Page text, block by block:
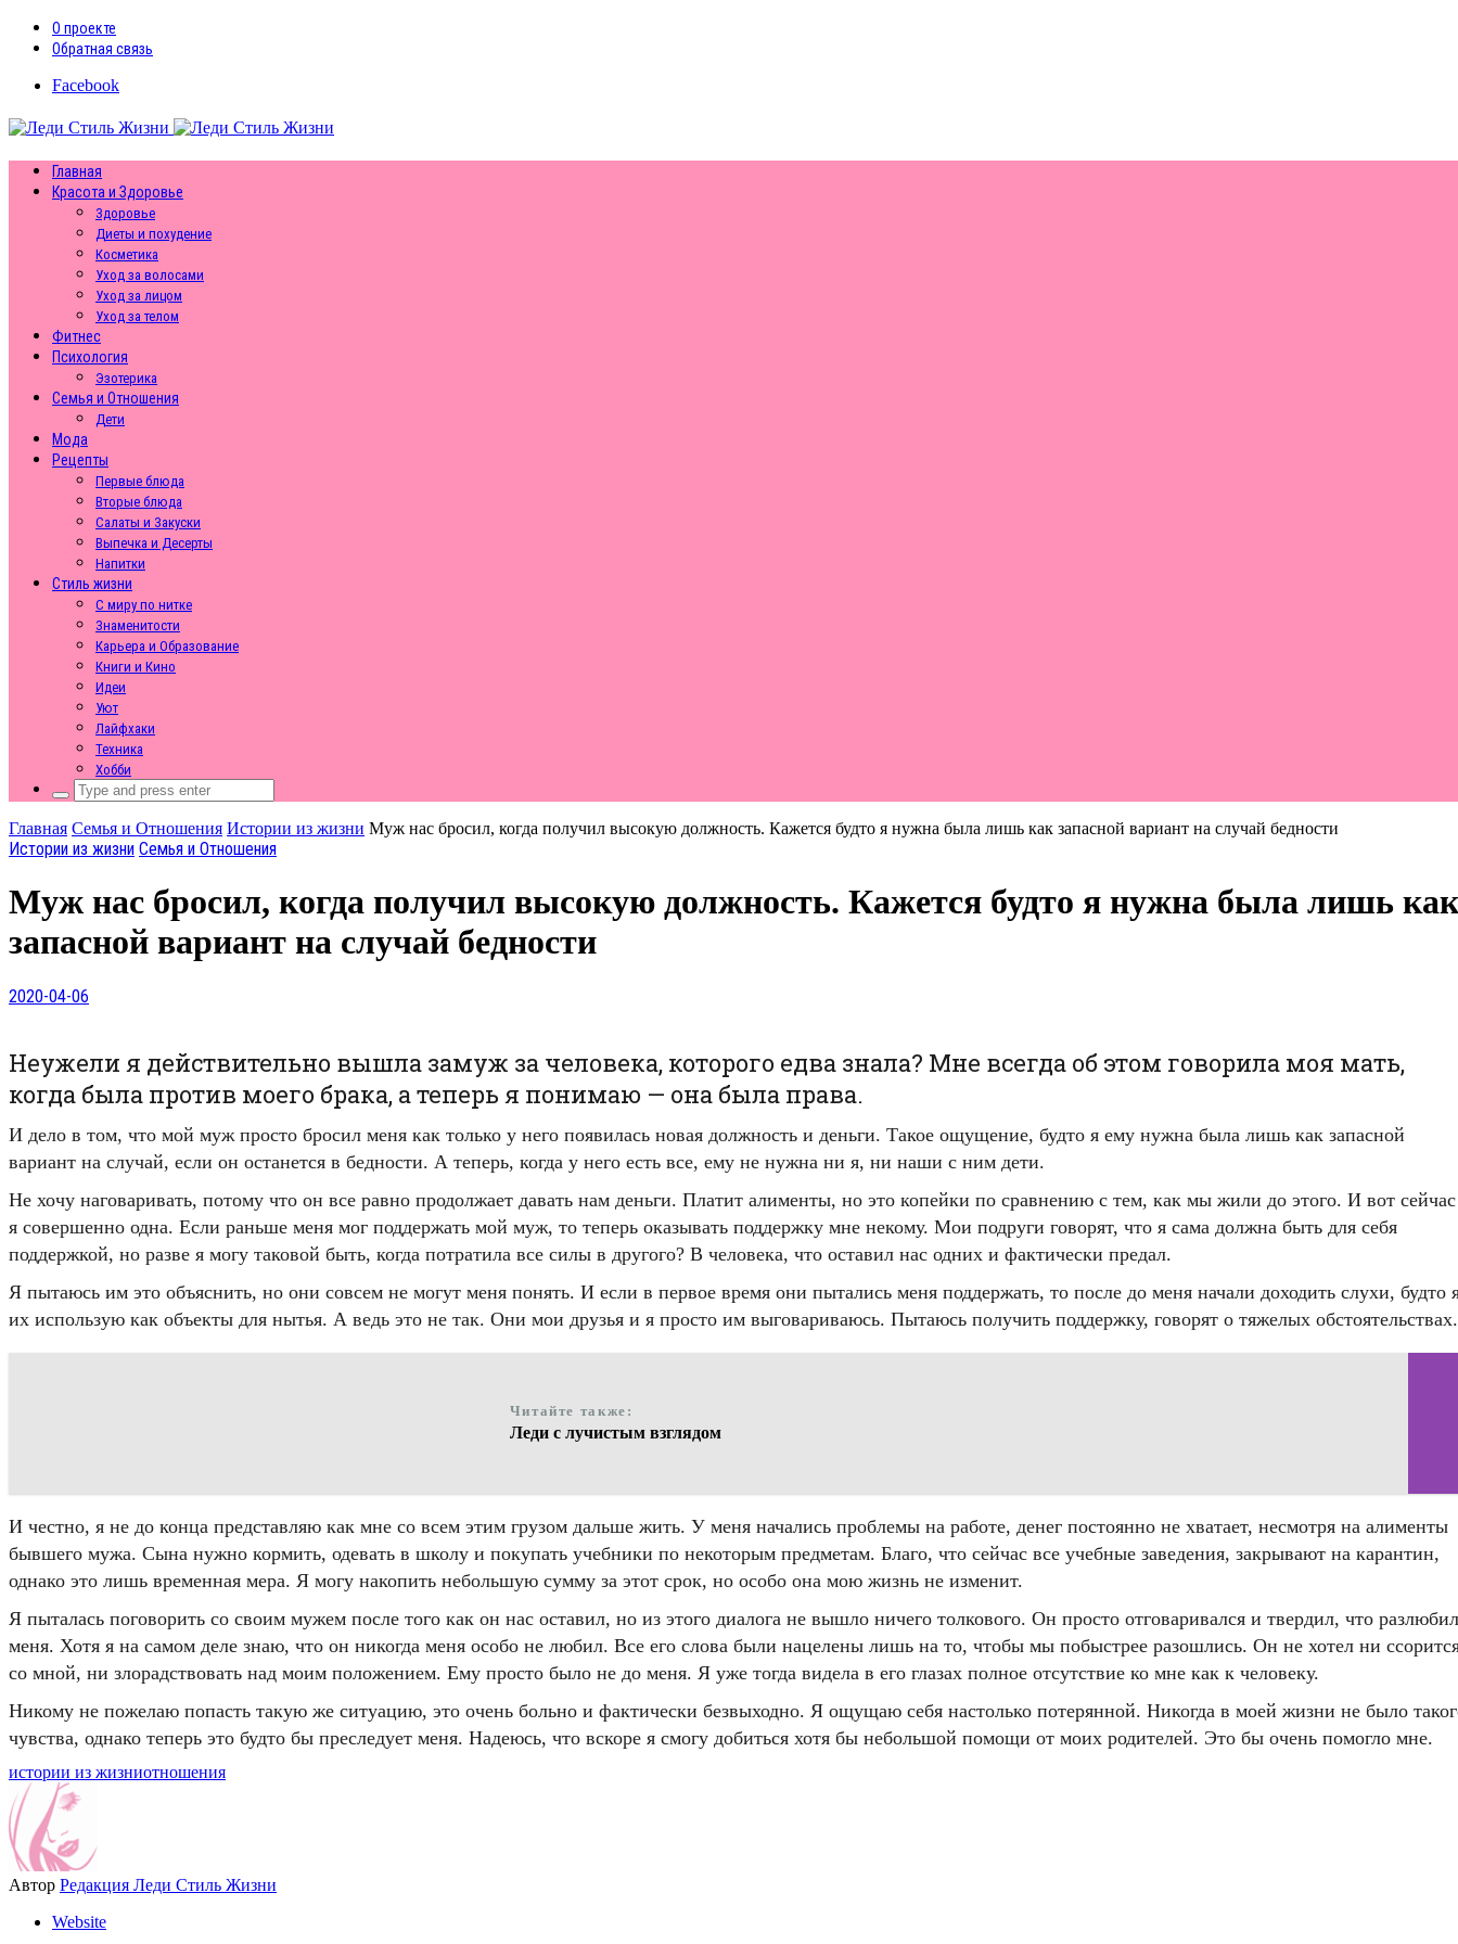
О проекте
Обратная связь
Facebook
Главная
Красота и Здоровье
Здоровье
Диеты и похудение
Косметика
Уход за волосами
Уход за лицом
Уход за телом
Фитнес
Психология
Эзотерика
Семья и Отношения
Дети
Мода
Рецепты
Первые блюда
Вторые блюда
Салаты и Закуски
Выпечка и Десерты
Напитки
Стиль жизни
С миру по нитке
Знаменитости
Карьера и Образование
Книги и Кино
Идеи
Уют
Лайфхаки
Техника
Хобби
Search
for:
Главная Семья и Отношения Истории из жизни Муж нас бросил, когда получил высокую должность. Кажется будто я нужна была лишь как запасной вариант на случай бедности
Истории из жизни Семья и Отношения
Муж нас бросил, когда получил высокую должность. Кажется будто я нужна была лишь как
запасной вариант на случай бедности
2020-04-06
Неужели я действительно вышла замуж за человека, которого едва знала? Мне всегда об этом говорила моя мать,
когда была против моего брака, а теперь я понимаю — она была права.
И дело в том, что мой муж просто бросил меня как только у него появилась новая должность и деньги. Такое ощущение, будто я ему нужна была лишь как запасной
вариант на случай, если он останется в бедности. А теперь, когда у него есть все, ему не нужна ни я, ни наши с ним дети.
Не хочу наговаривать, потому что он все равно продолжает давать нам деньги. Платит алименты, но это копейки по сравнению с тем, как мы жили до этого. И вот сейчас
я совершенно одна. Если раньше меня мог поддержать мой муж, то теперь оказывать поддержку мне некому. Мои подруги говорят, что я сама должна быть для себя
поддержкой, но разве я могу таковой быть, когда потратила все силы в другого? В человека, что оставил нас одних и фактически предал.
Я пытаюсь им это объяснить, но они совсем не могут меня понять. И если в первое время они пытались меня поддержать, то после до меня начали доходить слухи, будто
их использую как объекты для нытья. А ведь это не так. Они мои друзья и я просто им выговариваюсь. Пытаюсь получить поддержку, говорят о тяжелых обстоятельствах.
Читайте также:
Леди с лучистым взглядом
И честно, я не до конца представляю как мне со всем этим грузом дальше жить. У меня начались проблемы на работе, денег постоянно не хватает, несмотря на алименты
бывшего мужа. Сына нужно кормить, одевать в школу и покупать учебники по некоторым предметам. Благо, что сейчас все учебные заведения, закрывают на карантин,
однако это лишь временная мера. Я могу накопить небольшую сумму за этот срок, но особо она мою жизнь не изменит.
Я пыталась поговорить со своим мужем после того как он нас оставил, но из этого диалога не вышло ничего толкового. Он просто отговаривался и твердил, что разлюбил
меня. Хотя я на самом деле знаю, что он никогда меня особо не любил. Все его слова были нацелены лишь на то, чтобы мы побыстрее разошлись. Он не хотел ни
со мной, ни злорадствовать над моим положением. Ему просто было не до меня. Я уже тогда видела в его глазах полное отсутствие ко мне как к человеку.
Никому не пожелаю попасть такую же ситуацию, это очень больно и фактически безвыходно. Я ощущаю себя настолько потерянной. Никогда в моей жизни не было
чувства, однако теперь это будто бы преследует меня. Надеюсь, что вскоре я смогу добиться хотя бы небольшой помощи от моих родителей. Это бы очень помогло мне.
истории из жизниотношения
Автор Редакция Леди Стиль Жизни
Website